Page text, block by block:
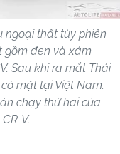
ngoại thất tùy phiên
gồm đen và xám
Sau khi ra mắt Thái
mặt tại Việt Nam.
chạy thứ hai của
V.